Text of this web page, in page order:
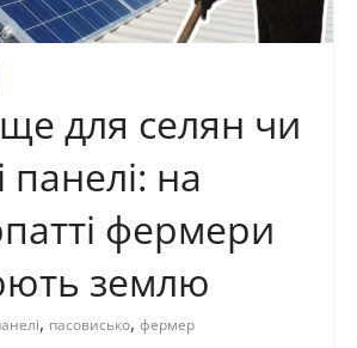
для селян чи
панелі: на
фермери
землю
, пасовисько, фермер